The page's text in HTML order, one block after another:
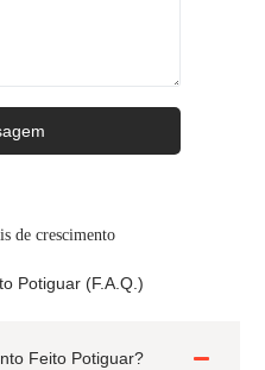
de crescimento
Potiguar (F.A.Q.)
Feito Potiguar?